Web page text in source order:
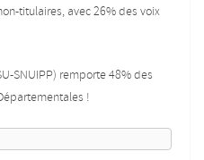
titulaires, avec 26% des voix
SNUIPP) remporte 48% des
!